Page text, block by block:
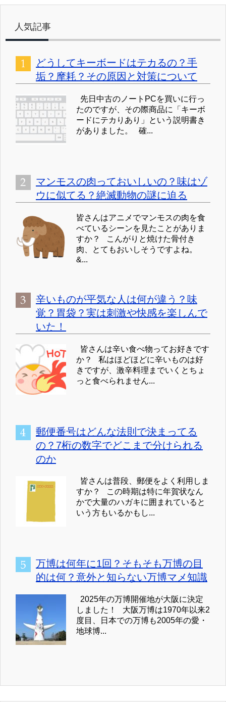
人気記事
どうしてキーボードはテカるの？手
垢？摩耗？その原因と対策について
先日中古のノートPCを買いに行っ
たのですが、その際商品に「キーボ
ードにテカりあり」という説明書き
がありました。 確...
マンモスの肉っておいしいの？味はゾ
ウに似てる？絶滅動物の謎に迫る
皆さんはアニメでマンモスの肉を食
べているシーンを見たことがありま
すか？ こんがりと焼けた骨付き
肉、とてもおいしそうですよね。
&...
辛いものが平気な人は何が違う？味
覚？胃袋？実は刺激や快感を楽しんで
いた！
皆さんは辛い食べ物ってお好きです
か？ 私はほどほどに辛いものは好
きですが、激辛料理までいくとちょ
っと食べられません...
郵便番号はどんな法則で決まってる
の？7桁の数字でどこまで分けられる
のか
皆さんは普段、郵便をよく利用しま
すか？ この時期は特に年賀状なん
かで大量のハガキに囲まれていると
いう方もいるかもし...
万博は何年に1回？そもそも万博の目
的は何？意外と知らない万博マメ知識
2025年の万博開催地が大阪に決定
しました！ 大阪万博は1970年以来2
度目、日本での万博も2005年の愛・
地球博...